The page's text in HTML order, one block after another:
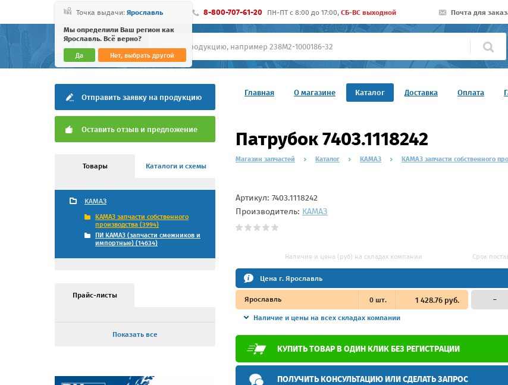
Точка выдачи: Ярославль
Мы определили Ваш регион как
Ярославль. Всё верно?
Да Нет, выбрать другой
8-800-707-61-20 ПН-ПТ c 8:00 до 17:00, СБ-ВС выходной Почта для
Главная О магазине Каталог Доставка Оплата
Отправить заявку на продукцию
Оставить отзыв и предложение
Товары Каталоги и схемы
КАМАЗ
КАМАЗ запчасти собственного
производства (3994)
ПИ КАМАЗ (запчасти смежников и
импортные) (14634)
Прайс-листы
Показать все
Патрубок 7403.1118242
Магазин запчастей Каталог КАМАЗ КАМАЗ запчасти собственного
Артикул: 7403.1118242
Производитель: КАМАЗ
Наличие и цена (руб) на складах компании Срок
Цена г. Ярославль
Ярославль 0шт. 1 428.76 руб.
Наличие и цены на всех складах компании
–
КУПИТЬ ТОВАР В ОДИН КЛИК БЕЗ РЕГИСТРАЦИИ
ПОЛУЧИТЬ КОНСУЛЬТАЦИЮ ИЛИ СДЕЛАТЬ ЗАПРОС